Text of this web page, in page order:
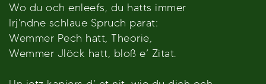
Wo du och enleefs, du hatts immer
Irj'ndne schlaue Spruch parat:
Wemmer Pech hatt, Theorie,
Wemmer Jlöck hatt, bloß e’ Zitat.